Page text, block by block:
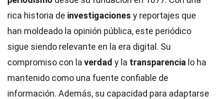
rica historia de investigaciones y reportajes que
han moldeado la opinión pública, este periódico
sigue siendo relevante en la era digital. Su
compromiso con la verdad y la transparencia lo ha
mantenido como una fuente confiable de
información. Además, su capacidad para adaptarse